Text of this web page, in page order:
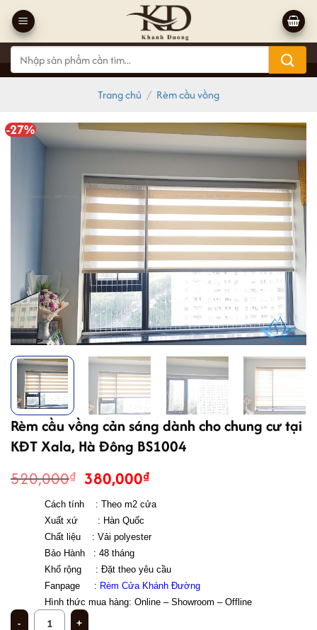
qua
nội
dung
Tìm
kiếm:
Trang chủ / Rèm cầu vồng
-27%
Rèm cầu vồng cản sáng dành cho chung cư tại
KĐT Xala, Hà Đông BS1004
520,000₫ Giá
gốc
là:
520,000₫.
380,000₫Giá
tại
380,000₫.
Cách tính    : Theo m2 cửa
Xuất xứ       : Hàn Quốc
Chất liệu    : Vải polyester
Bảo Hành   : 48 tháng
Khổ rộng     : Đặt theo yêu cầu
Fanpage     : Rèm Cửa Khánh Đường
Hình thức mua hàng: Online – Showroom – Offline
Rèm cầu vồng cản sáng dành cho chung cư tại KĐT Xala, Hà Đông BS1004